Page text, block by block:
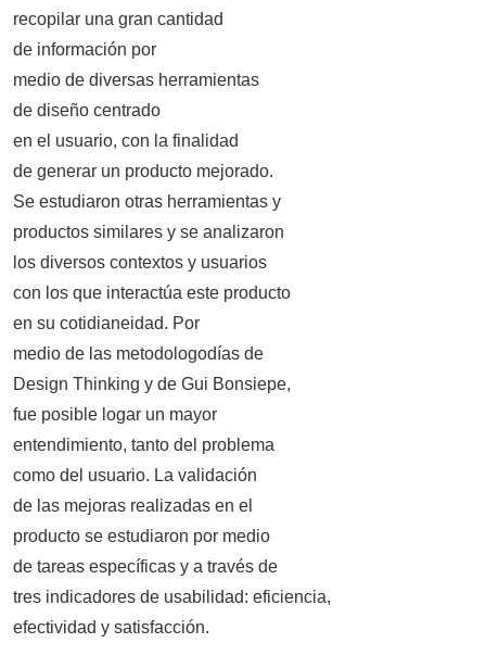
recopilar una gran cantidad
de información por
medio de diversas herramientas
de diseño centrado
en el usuario, con la finalidad
de generar un producto mejorado.
Se estudiaron otras herramientas y
productos similares y se analizaron
los diversos contextos y usuarios
con los que interactúa este producto
en su cotidianeidad. Por
medio de las metodologodías de
Design Thinking y de Gui Bonsiepe,
fue posible logar un mayor
entendimiento, tanto del problema
como del usuario. La validación
de las mejoras realizadas en el
producto se estudiaron por medio
de tareas específicas y a través de
tres indicadores de usabilidad: eficiencia,
efectividad y satisfacción.